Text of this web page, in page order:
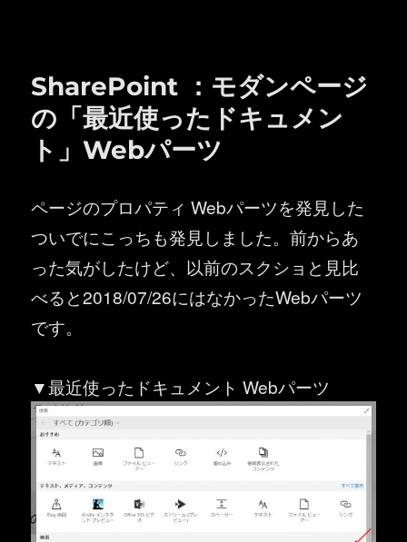
SharePoint ：モダンページ
の「最近使ったドキュメン
ト」Webパーツ
ページのプロパティ Webパーツを発見した
ついでにこっちも発見しました。前からあ
った気がしたけど、以前のスクショと見比
べると2018/07/26にはなかったWebパーツ
です。
▼最近使ったドキュメント Webパーツ